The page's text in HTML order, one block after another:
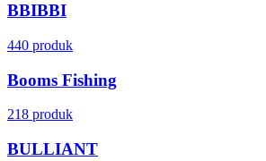
BBIBBI
440 produk
Booms Fishing
218 produk
BULLIANT